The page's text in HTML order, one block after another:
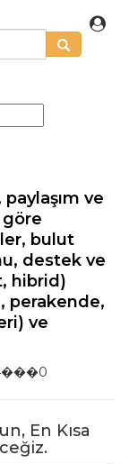
ve
bulut
destek ve
hibrid)
perakende,
ve
En Kısa